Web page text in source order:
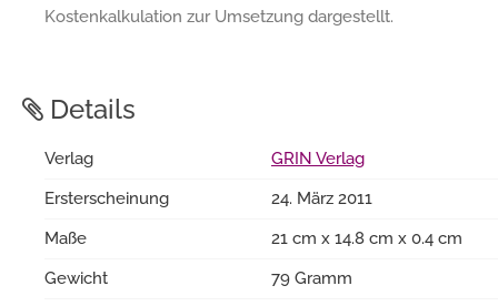
Kostenkalkulation zur Umsetzung dargestellt.
Details
Verlag
GRIN Verlag
Ersterscheinung
24. März 2011
Maße
21 cm x 14.8 cm x 0.4 cm
Gewicht
79 Gramm